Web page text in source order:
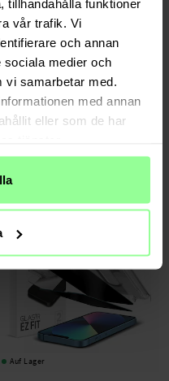
tillhandahålla funktioner
vår trafik. Vi
och annan
sociala medier och
vi samarbetar med.
med annan
eller som de har
Spigen - AlignMaster GLAS.tR Black (2
Auf Lager